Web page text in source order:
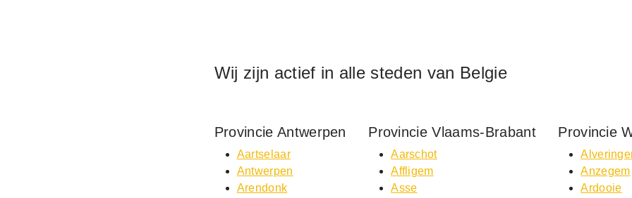
Wij zijn actief in alle steden van Belgie
Provincie Antwerpen
Aartselaar
Antwerpen
Arendonk
Provincie Vlaams-Brabant
Aarschot
Affligem
Asse
Provincie
Anzegem
Ardooie